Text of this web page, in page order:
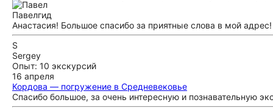
Павелгид
Анастасия! Большое спасибо за приятные слова в мой
S
Sergey
Опыт: 10 экскурсий
16 апреля
Кордова — погружение в Средневековье
Спасибо большое, за очень интересную и познавательную